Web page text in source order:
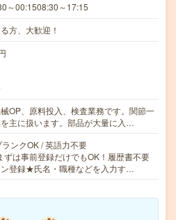
～00:1508:30～17:15
方、大歓迎！
OP、原料投入、検査業務です。関節一
主に扱います。部品が大量に入…
ンクOK / 英語力不要
は事前登録だけでもOK！履歴書不要
登録★氏名・職種などを入力す…